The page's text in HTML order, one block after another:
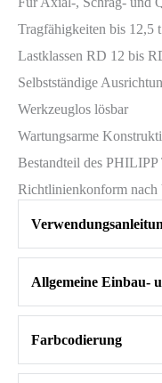
Tragfähigkeiten bis 12,5 t
Lastklassen RD 12 bis
Selbstständige
Werkzeuglos lösbar
Wartungsarme
Bestandteil des PHILIPP
Richtlinienkonform
Allgemeine Einbau-
Farbcodierung